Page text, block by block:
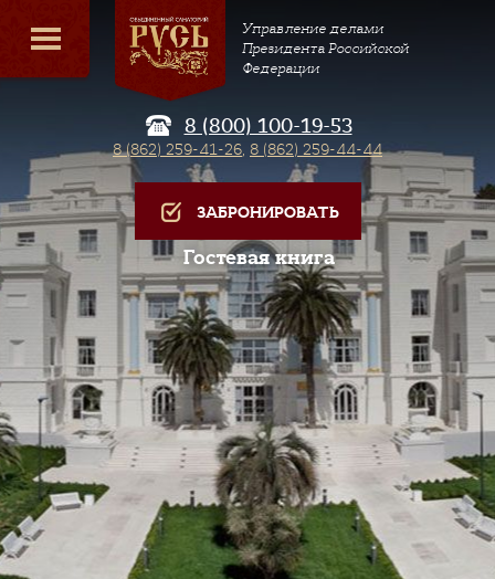
Управление делами
Президента Российской
Федерации
8 (800) 100-19-53
8 (862) 259-41-26, 8 (862) 259-44-44
ЗАБРОНИРОВАТЬ
Гостевая книга